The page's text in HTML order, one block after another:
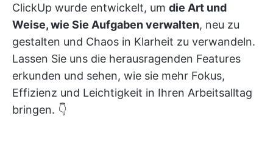
ClickUp wurde entwickelt, um die Art und
Weise, wie Sie Aufgaben verwalten, neu zu
gestalten und Chaos in Klarheit zu verwandeln.
Lassen Sie uns die herausragenden Features
erkunden und sehen, wie sie mehr Fokus,
Effizienz und Leichtigkeit in Ihren Arbeitsalltag
bringen. 👇